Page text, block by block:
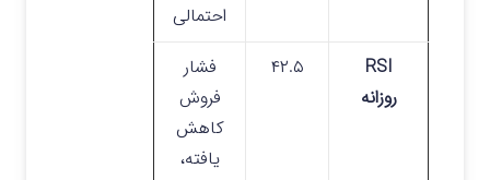
احتمالی
RSI
روزانه
۴۲.۵
فشار
فروش
کاهش
یافته،